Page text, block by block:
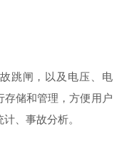
跳闸，以及电压、电
存储和管理，方便用户
、事故分析。